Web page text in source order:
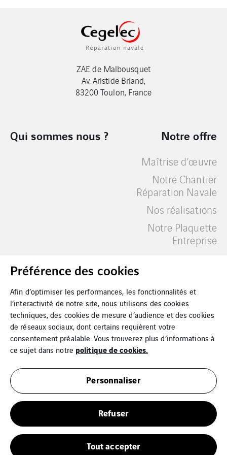
ZAE de Malbousquet
Av. Aristide Briand,
83200 Toulon, France
Qui sommes nous ? Notre offre
Maîtrise d’œuvre
Notre Chantier
Réparation Navale
Nos réalisations
Notre Plaquette
Entreprise
Nos implantations
Nous rejoindre Fiches & Vidéos
Mentions légales
Cookies
Plan du site
Préférence des cookies
Afin d’optimiser les performances, les fonctionnalités et
l’interactivité de notre site, nous utilisons des cookies
techniques, des cookies de mesure d’audience et des cookies
de réseaux sociaux, dont certains requièrent votre
consentement préalable. Vous trouverez plus d’informations à
ce sujet dans notre politique de cookies.
Personnaliser
Refuser
Tout accepter